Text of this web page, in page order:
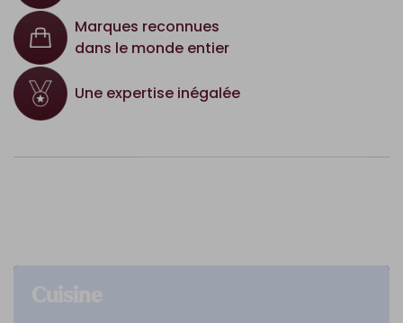
Marques reconnues
dans le monde entier
Une expertise inégalée